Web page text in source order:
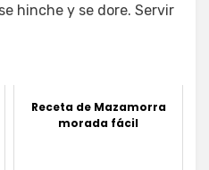
hinche y se dore. Servir
Receta de Mazamorra
morada fácil